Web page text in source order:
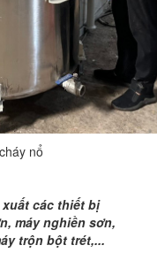
nổ
các thiết bị
máy nghiền sơn,
trộn bột trét,...